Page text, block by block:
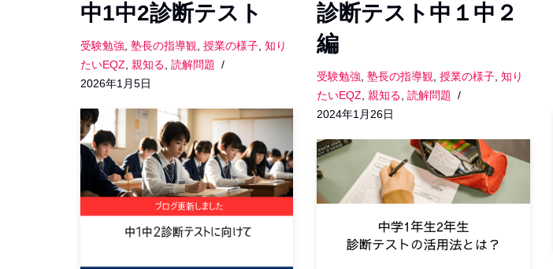
中1中2診断テスト
受験勉強 塾長の指導観 授業の様子 知り
たいEQZ 親知る 読解問題
2026年1月5日
診断テスト中１中２
編
受験勉強 ,塾長の指導観 ,授業の様子 ,知り
たいEQZ ,親知る ,読解問題
2024年1月26日